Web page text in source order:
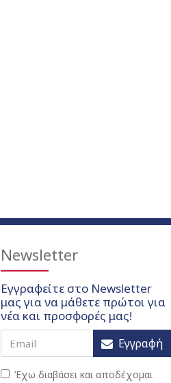
Newsletter
Εγγραφείτε στο Newsletter
μας για να μάθετε πρώτοι για
νέα και προσφορές μας!
Εγγραφή
Έχω διαβάσει και αποδέχομαι